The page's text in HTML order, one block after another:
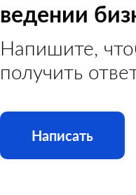
ведении
Напишите,
получить
Написать